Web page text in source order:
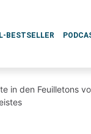
BESTSELLER
in den Feuilletons